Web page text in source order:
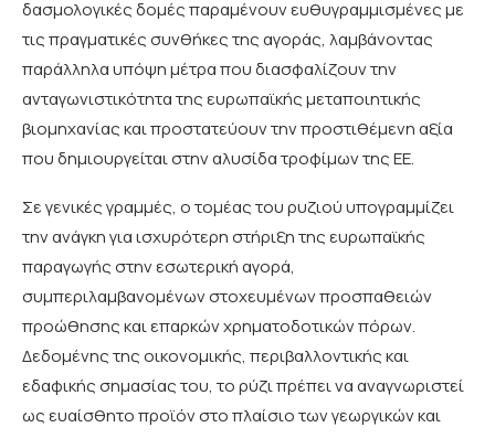
δασμολογικές δομές παραμένουν ευθυγραμμισμένες με
τις πραγματικές συνθήκες της αγοράς, λαμβάνοντας
παράλληλα υπόψη μέτρα που διασφαλίζουν την
ανταγωνιστικότητα της ευρωπαϊκής μεταποιητικής
βιομηχανίας και προστατεύουν την προστιθέμενη αξία
που δημιουργείται στην αλυσίδα τροφίμων της ΕΕ.
Σε γενικές γραμμές, ο τομέας του ρυζιού υπογραμμίζει
την ανάγκη για ισχυρότερη στήριξη της ευρωπαϊκής
παραγωγής στην εσωτερική αγορά,
συμπεριλαμβανομένων στοχευμένων προσπαθειών
προώθησης και επαρκών χρηματοδοτικών πόρων.
Δεδομένης της οικονομικής, περιβαλλοντικής και
εδαφικής σημασίας του, το ρύζι πρέπει να αναγνωριστεί
ως ευαίσθητο προϊόν στο πλαίσιο των γεωργικών και